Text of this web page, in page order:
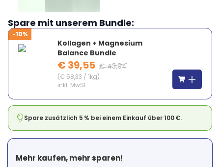
Spare mit unserem Bundle:
-10%
Kollagen + Magnesium
Balance Bundle
€ 39,55 € 43,94
(€ 58,33 / 1kg)
inkl. MwSt
Spare zusätzlich 5 % bei einem Einkauf über 100 €.
Mehr kaufen, mehr sparen!